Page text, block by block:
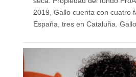
2019, Gallo cuenta con cuatro
España, tres en Cataluña.